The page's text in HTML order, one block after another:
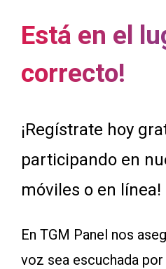
Está en el
correcto!
¡Regístrate hoy
participando en
móviles o en línea!
En TGM Panel nos
voz sea escuchada